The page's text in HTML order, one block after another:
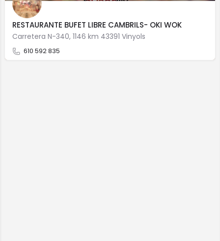
RESTAURANTE BUFET LIBRE CAMBRILS- OKI WOK
Carretera N-340, 1146 km 43391 Vinyols
610 592 835